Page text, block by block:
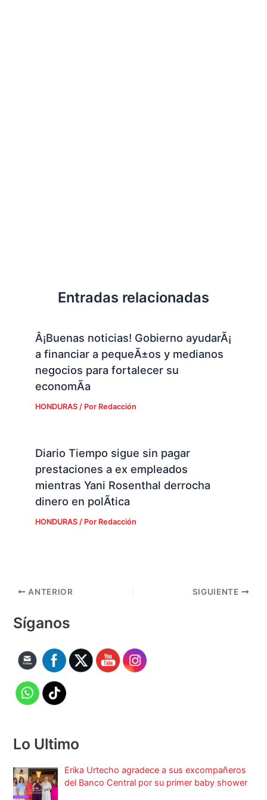
Entradas relacionadas
Â¡Buenas noticias! Gobierno ayudarÃ¡
a financiar a pequeÃ±os y medianos
negocios para fortalecer su
economÃ­a
HONDURAS/ Por Redacción
Diario Tiempo sigue sin pagar
prestaciones a ex empleados
mientras Yani Rosenthal derrocha
dinero en polÃ­tica
HONDURAS/ Por Redacción
ANTERIOR SIGUIENTE
Síganos
Lo Ultimo
Erika Urtecho agradece a sus excompañeros
del Banco Central por su primer baby shower